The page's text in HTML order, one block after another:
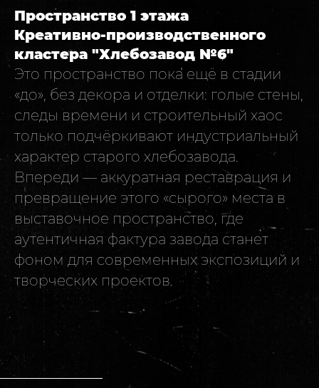
Пространство 1 этажа
Креативно-производственного
кластера "Хлебозавод №6"
Это пространство пока ещё в стадии
«до», без декора и отделки: голые стены,
следы времени и строительный хаос
только подчёркивают индустриальный
характер старого хлебозавода.
Впереди — аккуратная реставрация и
превращение этого «сырого» места в
выставочное пространство, где
аутентичная фактура завода станет
фоном для современных экспозиций и
творческих проектов.